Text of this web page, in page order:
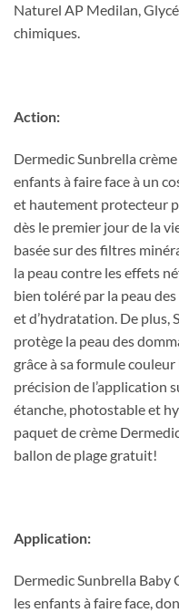
Naturel AP Medilan,
chimiques.
Action:
Dermedic Sunbrella
enfants à faire face à un
et hautement protecteur
dès le premier jour de la
basée sur des filtres
la peau contre les effets
bien toléré par la peau
et d’hydratation. De plus,
protège la peau des
grâce à sa formule
précision de l’application
étanche, photostable et
paquet de crème
ballon de plage gratuit!
Application:
Dermedic Sunbrella Baby
les enfants à faire face,